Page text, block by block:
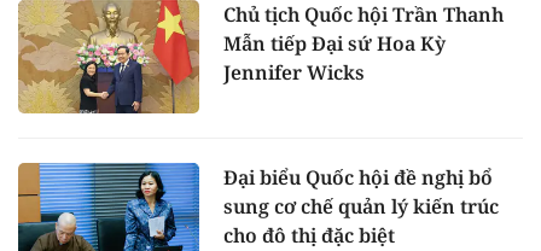
Chủ tịch Quốc hội Trần Thanh
Mẫn tiếp Đại sứ Hoa Kỳ
Jennifer Wicks
Đại biểu Quốc hội đề nghị bổ
sung cơ chế quản lý kiến trúc
cho đô thị đặc biệt